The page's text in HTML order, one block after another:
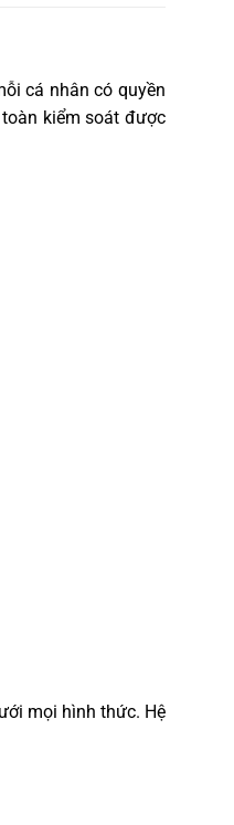
cá nhân có quyền
kiểm soát được
mọi hình thức. Hệ